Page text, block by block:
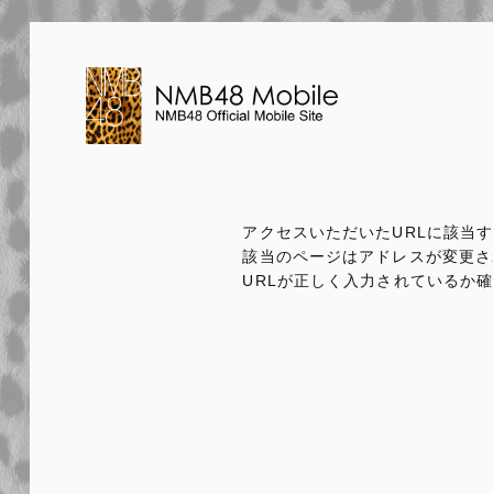
アクセスいただいたURLに該当
該当のページはアドレスが変更
URLが正しく入力されているか